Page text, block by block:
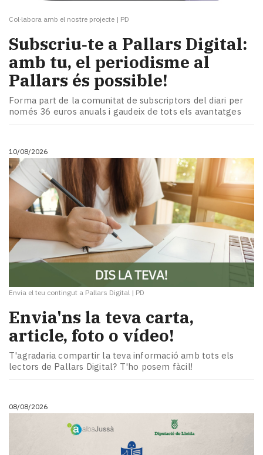
Col·labora amb el nostre projecte | PD
Subscriu‑te a Pallars Digital:
amb tu, el periodisme al
Pallars és possible!
Forma part de la comunitat de subscriptors del diari per
només 36 euros anuals i gaudeix de tots els avantatges
10/08/2026
Envia el teu contingut a Pallars Digital | PD
Envia'ns la teva carta,
article, foto o vídeo!
T'agradaria compartir la teva informació amb tots els
lectors de Pallars Digital? T'ho posem fàcil!
08/08/2026